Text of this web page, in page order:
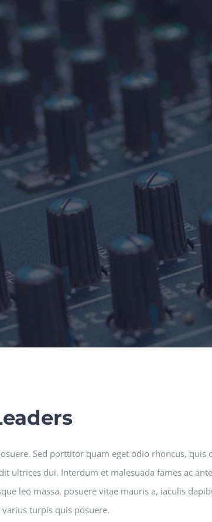
Sed porttitor quam eget odio rhoncus, quis
ultrices dui. Interdum et malesuada fames ac
leo massa, posuere vitae mauris a, iaculis
turpis quis posuere.